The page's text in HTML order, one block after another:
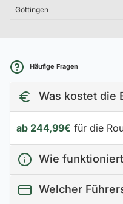
Göttingen
Häufige Fragen
Was kostet die
ab 244,99€ für die
Wie
Welcher